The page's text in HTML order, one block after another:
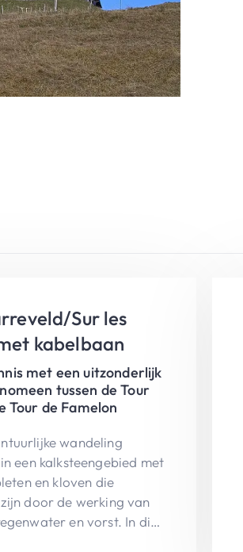
Sur les
kabelbaan
met een uitzonderlijk
tussen de Tour
Tour de Famelon
wandeling
een kalksteengebied met
en kloven die
door de werking van
en vorst. In dit